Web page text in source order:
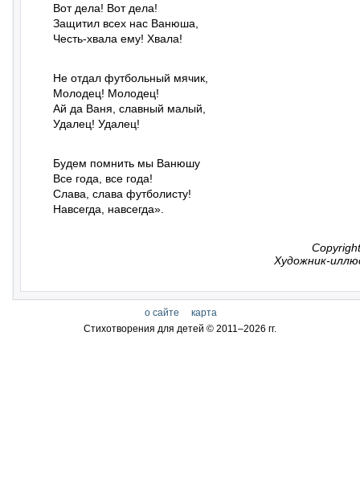
Вот дела! Вот дела!
Защитил всех нас Ванюша,
Честь-хвала ему! Хвала!
Не отдал футбольный мячик,
Молодец! Молодец!
Ай да Ваня, славный малый,
Удалец! Удалец!
Будем помнить мы Ванюшу
Все года, все года!
Слава, cлава футболисту!
Навсегда, навсегда».
Художник-
о сайте
карта
Стихотворения для детей © 2011–2026 гг.